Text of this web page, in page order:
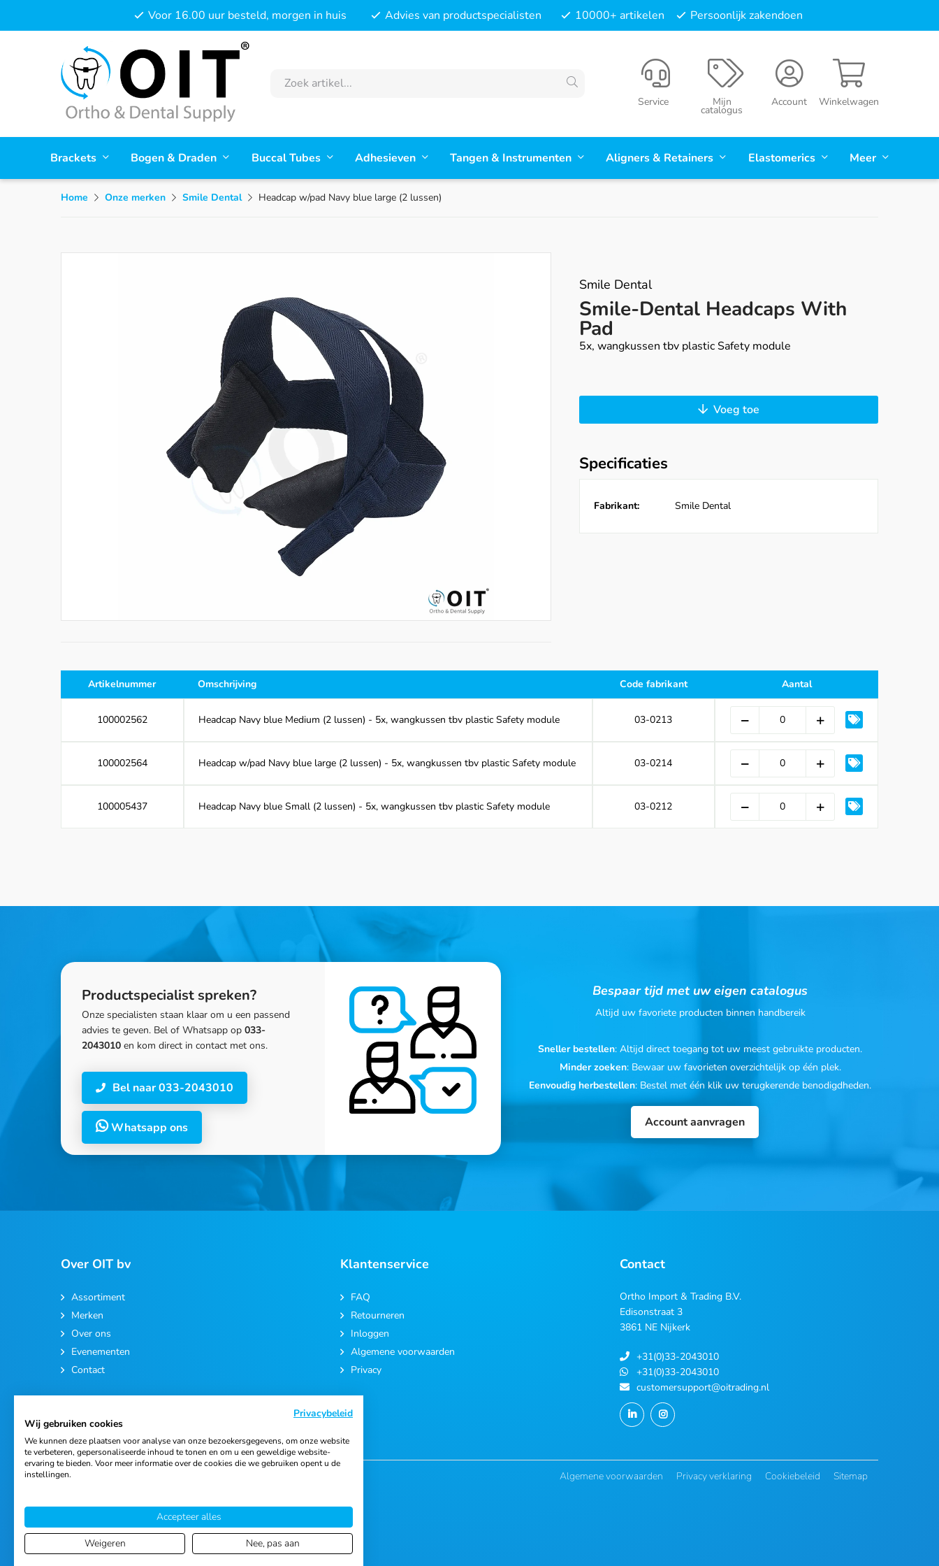
Voor 16.00 uur besteld, morgen in huis Advies van productspecialisten 10000+ artikelen Persoonlijk zakendoen
Winkelwagen
Account
Mijn
catalogus
Service
Brackets Bogen & Draden Buccal Tubes Adhesieven Tangen & Instrumenten Aligners & Retainers Elastomerics Meer
Home Onze merken Smile Dental Headcap w/pad Navy blue large (2 lussen)
Smile Dental
Smile-Dental Headcaps With
Pad
5x, wangkussen tbv plastic Safety module
Voeg toe
Specificaties
Fabrikant: Smile Dental
Artikelnummer Omschrijving Code fabrikant Aantal
100002562 Headcap Navy blue Medium (2 lussen) - 5x, wangkussen tbv plastic Safety module 03-0213
100002564 Headcap w/pad Navy blue large (2 lussen) - 5x, wangkussen tbv plastic Safety module 03-0214
100005437 Headcap Navy blue Small (2 lussen) - 5x, wangkussen tbv plastic Safety module 03-0212
Productspecialist spreken?
Onze specialisten staan klaar om u een passend
advies te geven. Bel of Whatsapp op 033-
2043010 en kom direct in contact met ons.
Bel naar 033-2043010
Whatsapp ons
Bespaar tijd met uw eigen catalogus
Altijd uw favoriete producten binnen handbereik
Sneller bestellen: Altijd direct toegang tot uw meest gebruikte producten.
Minder zoeken: Bewaar uw favorieten overzichtelijk op één plek.
Eenvoudig herbestellen: Bestel met één klik uw terugkerende benodigdheden.
Account aanvragen
Over OIT bv
Assortiment
Merken
Over ons
Evenementen
Contact
Klantenservice
FAQ
Retourneren
Inloggen
Algemene voorwaarden
Privacy
Contact
Ortho Import & Trading B.V.
Edisonstraat 3
3861 NE Nijkerk
+31(0)33-2043010
+31(0)33-2043010
customersupport@oitrading.nl
© 2026 Ortho Import & Trading B.V. Algemene voorwaarden Privacy verklaring Cookiebeleid Sitemap
Privacybeleid
Wij gebruiken cookies
We kunnen deze plaatsen voor analyse van onze bezoekersgegevens, om onze website
te verbeteren, gepersonaliseerde inhoud te tonen en om u een geweldige website-
ervaring te bieden. Voor meer informatie over de cookies die we gebruiken opent u de
instellingen.
Accepteer alles
Weigeren
Nee, pas aan